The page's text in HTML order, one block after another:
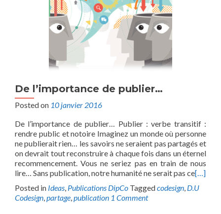
De l’importance de publier…
Posted on 10 janvier 2016
De l’importance de publier… Publier : verbe transitif :
rendre public et notoire Imaginez un monde où personne
ne publierait rien… les savoirs ne seraient pas partagés et
on devrait tout reconstruire à chaque fois dans un éternel
recommencement. Vous ne seriez pas en train de nous
lire… Sans publication, notre humanité ne serait pas ce[…]
Posted in Ideas, Publications DipCo Taggedcodesign, D.U
Codesign,partage,publication 1 Comment